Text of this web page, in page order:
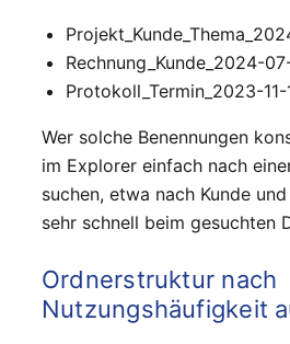
Rechnung_Kunde_2024-
Protokoll_Termin_2023-
Wer solche Benennungen
im Explorer einfach nach
suchen, etwa nach Kunde
sehr schnell beim gesuchten
Ordnerstruktur nach
Nutzungshäufigkeit